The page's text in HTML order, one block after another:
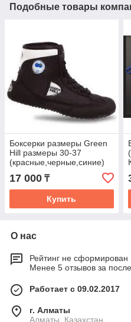
Подобные товары
Боксерки размеры Green
Hill размеры 30-37
(красные,черные,синие)
17 000 ₸
Купить
О нас
Рейтинг не сформирован
Менее 5 отзывов за
Работает с 09.02.2017
г. Алматы
Алматы, Казахстан